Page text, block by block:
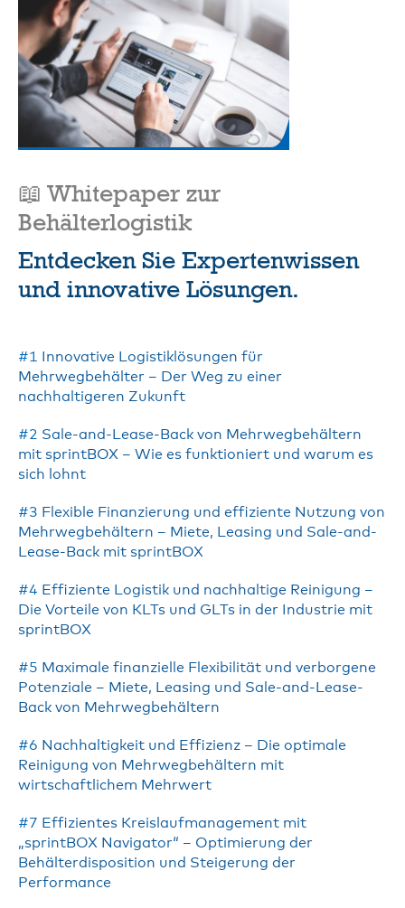
📖 Whitepaper zur
Behälterlogistik
Entdecken Sie Expertenwissen
und innovative Lösungen.
#1
Innovative Logistiklösungen für
Mehrwegbehälter – Der Weg zu einer
nachhaltigeren Zukunft
#2 Sale-and-Lease-Back von Mehrwegbehältern
mit sprintBOX – Wie es funktioniert und warum es
sich lohnt
#3 Flexible Finanzierung und effiziente Nutzung von
Mehrwegbehältern – Miete, Leasing und Sale-and-
Lease-Back mit sprintBOX
#4 Effiziente Logistik und nachhaltige Reinigung –
Die Vorteile von KLTs und GLTs in der Industrie mit
sprintBOX
#5 Maximale finanzielle Flexibilität und verborgene
Potenziale – Miete, Leasing und Sale-and-Lease-
Back von Mehrwegbehältern
#6 Nachhaltigkeit und Effizienz – Die optimale
Reinigung von Mehrwegbehältern mit
wirtschaftlichem Mehrwert
#7 Effizientes Kreislaufmanagement mit
„sprintBOX Navigator“ – Optimierung der
Behälterdisposition und Steigerung der
Performance